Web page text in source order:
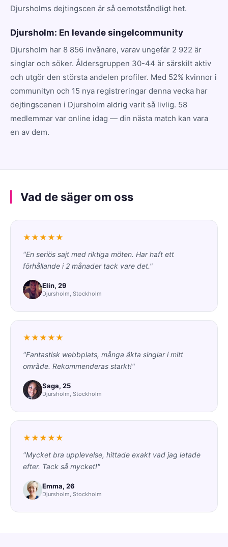
Djursholms dejtingscen är så oemotståndligt het.
Djursholm: En levande singelcommunity
Djursholm har 8 856 invånare, varav ungefär 2 922 är
singlar och söker. Åldersgruppen 30-44 är särskilt aktiv
och utgör den största andelen profiler. Med 52% kvinnor i
communityn och 15 nya registreringar denna vecka har
dejtingscenen i Djursholm aldrig varit så livlig. 58
medlemmar var online idag — din nästa match kan vara
en av dem.
Vad de säger om oss
★★★★★
"En seriös sajt med riktiga möten. Har haft ett
förhållande i 2 månader tack vare det."
Elin, 29
Djursholm, Stockholm
★★★★★
"Fantastisk webbplats, många äkta singlar i mitt
område. Rekommenderas starkt!"
Saga, 25
Djursholm, Stockholm
★★★★★
"Mycket bra upplevelse, hittade exakt vad jag letade
efter. Tack så mycket!"
Emma, 26
Djursholm, Stockholm